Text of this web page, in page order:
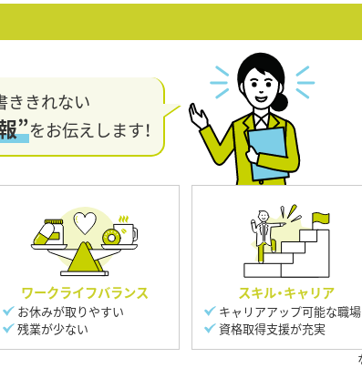
ききれない
”をお伝えします！
ワークライフバランス
お休みが取りやすい
残業が少ない
スキル・キャリア
キャリアアップ可能な職場
資格取得支援が充実